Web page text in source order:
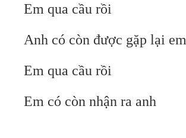
Em qua cầu rồi
Anh có còn được gặp lại em
Em qua cầu rồi
Em có còn nhận ra anh